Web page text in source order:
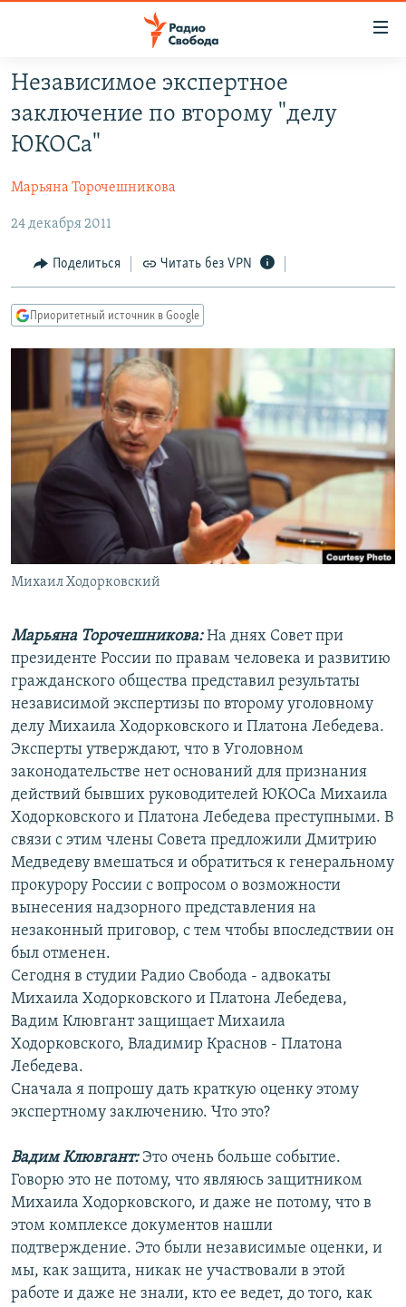
упрощенного
доступа
Вернуться
основному
Вернутся
главной
навигации
Вернутся
ПОДКАСТЫ
ЦИТАТЫ СВОБОДЫ
МНЕНИЯ
КУЛЬТУРА
IDEL.РЕАЛИИ
КАВКАЗ.РЕАЛИИ
СЕВЕР.РЕАЛИИ
СИБИРЬ.РЕАЛИИ
РАСПИСАНИЕ ВЕЩАНИЯ
ПОДПИШИТЕСЬ НА РАССЫЛКУ
СОЦИАЛЬНЫЕ СЕТИ
Все сайты РСЕ/РС
Независимое экспертное
заключение по второму "делу
ЮКОСа"
Марьяна Торочешникова
24 декабря 2011
Поделиться Читать без VPN
Приоритетный источник в Google
Михаил Ходорковский
Марьяна Торочешникова:На днях Совет при
президенте России по правам человека и развитию
гражданского общества представил результаты
независимой экспертизы по второму уголовному
делу Михаила Ходорковского и Платона Лебедева.
Эксперты утверждают, что в Уголовном
законодательстве нет оснований для признания
действий бывших руководителей ЮКОСа Михаила
Ходорковского и Платона Лебедева преступными. В
связи с этим члены Совета предложили Дмитрию
Медведеву вмешаться и обратиться к генеральному
прокурору России с вопросом о возможности
вынесения надзорного представления на
незаконный приговор, с тем чтобы впоследствии он
был отменен.
Сегодня в студии Радио Свобода - адвокаты
Михаила Ходорковского и Платона Лебедева,
Вадим Клювгант защищает Михаила
Ходорковского, Владимир Краснов - Платона
Лебедева.
Сначала я попрошу дать краткую оценку этому
экспертному заключению. Что это?
Вадим Клювгант:Это очень больше событие.
Говорю это не потому, что являюсь защитником
Михаила Ходорковского, и даже не потому, что в
этом комплексе документов нашли
подтверждение. Это были независимые оценки, и
мы, как защита, никак не участвовали в этой
работе и даже не знали, кто ее ведет, до того, как